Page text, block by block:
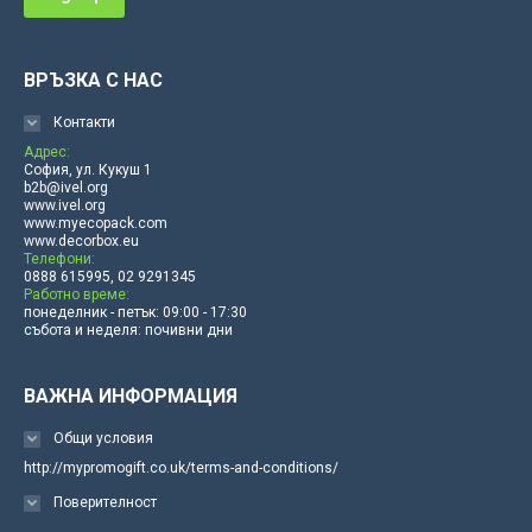
ВРЪЗКА С НАС
Контакти
Адрес:
София, ул. Кукуш 1
b2b@ivel.org
www.ivel.org
www.myecopack.com
www.decorbox.eu
Телефони:
0888 615995, 02 9291345
Работно време:
понеделник - петък: 09:00 - 17:30
събота и неделя: почивни дни
ВАЖНА ИНФОРМАЦИЯ
Общи условия
http://mypromogift.co.uk/terms-and-conditions/
Поверителност